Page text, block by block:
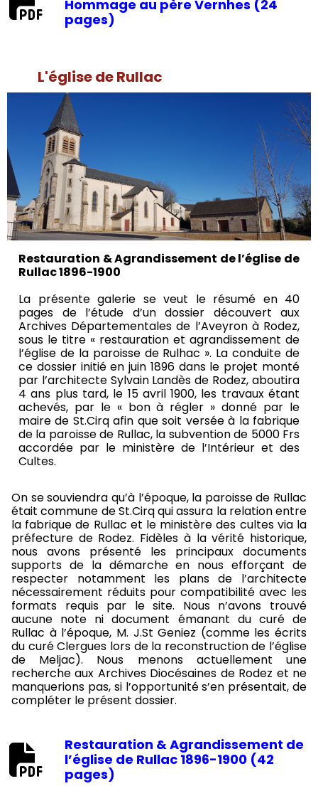
Hommage au père Vernhes (24
pages)
L'église de Rullac
Restauration & Agrandissement de l’église de
Rullac 1896-1900
La présente galerie se veut le résumé en 40
pages de l’étude d’un dossier découvert aux
Archives Départementales de l’Aveyron à Rodez,
sous le titre « restauration et agrandissement de
l’église de la paroisse de Rulhac ». La conduite de
ce dossier initié en juin 1896 dans le projet monté
par l’architecte Sylvain Landès de Rodez, aboutira
4 ans plus tard, le 15 avril 1900, les travaux étant
achevés, par le « bon à régler » donné par le
maire de St.Cirq afin que soit versée à la fabrique
de la paroisse de Rullac, la subvention de 5000 Frs
accordée par le ministère de l’Intérieur et des
Cultes.
On se souviendra qu’à l’époque, la paroisse de Rullac
était commune de St.Cirq qui assura la relation entre
la fabrique de Rullac et le ministère des cultes via la
préfecture de Rodez. Fidèles à la vérité historique,
nous avons présenté les principaux documents
supports de la démarche en nous efforçant de
respecter notamment les plans de l’architecte
nécessairement réduits pour compatibilité avec les
formats requis par le site. Nous n’avons trouvé
aucune note ni document émanant du curé de
Rullac à l’époque, M. J.St Geniez (comme les écrits
du curé Clergues lors de la reconstruction de l’église
de Meljac). Nous menons actuellement une
recherche aux Archives Diocésaines de Rodez et ne
manquerions pas, si l’opportunité s’en présentait, de
compléter le présent dossier.
Restauration & Agrandissement de
l’église de Rullac 1896-1900 (42
pages)